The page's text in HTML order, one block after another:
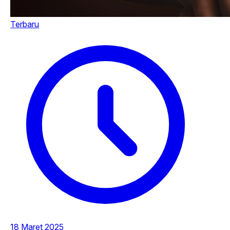
Terbaru
18 Maret 2025